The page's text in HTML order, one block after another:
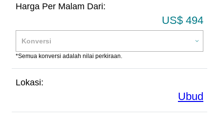
Harga Per Malam Dari:
US$ 494
*Semua konversi adalah nilai perkiraan.
Lokasi:
Ubud